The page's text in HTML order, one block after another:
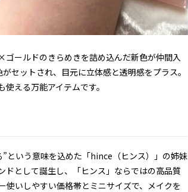
ールドのきらめきを詰め込んだ新色が仲間入
セットされ、目元に立体感と透明感をプラス。
える万能アイテムです。
という意味を込めた「hince（ヒンス）」の姉妹
として誕生し、「ヒンス」ならではの高品質
使いしやすい価格帯とミニサイズで、メイクを